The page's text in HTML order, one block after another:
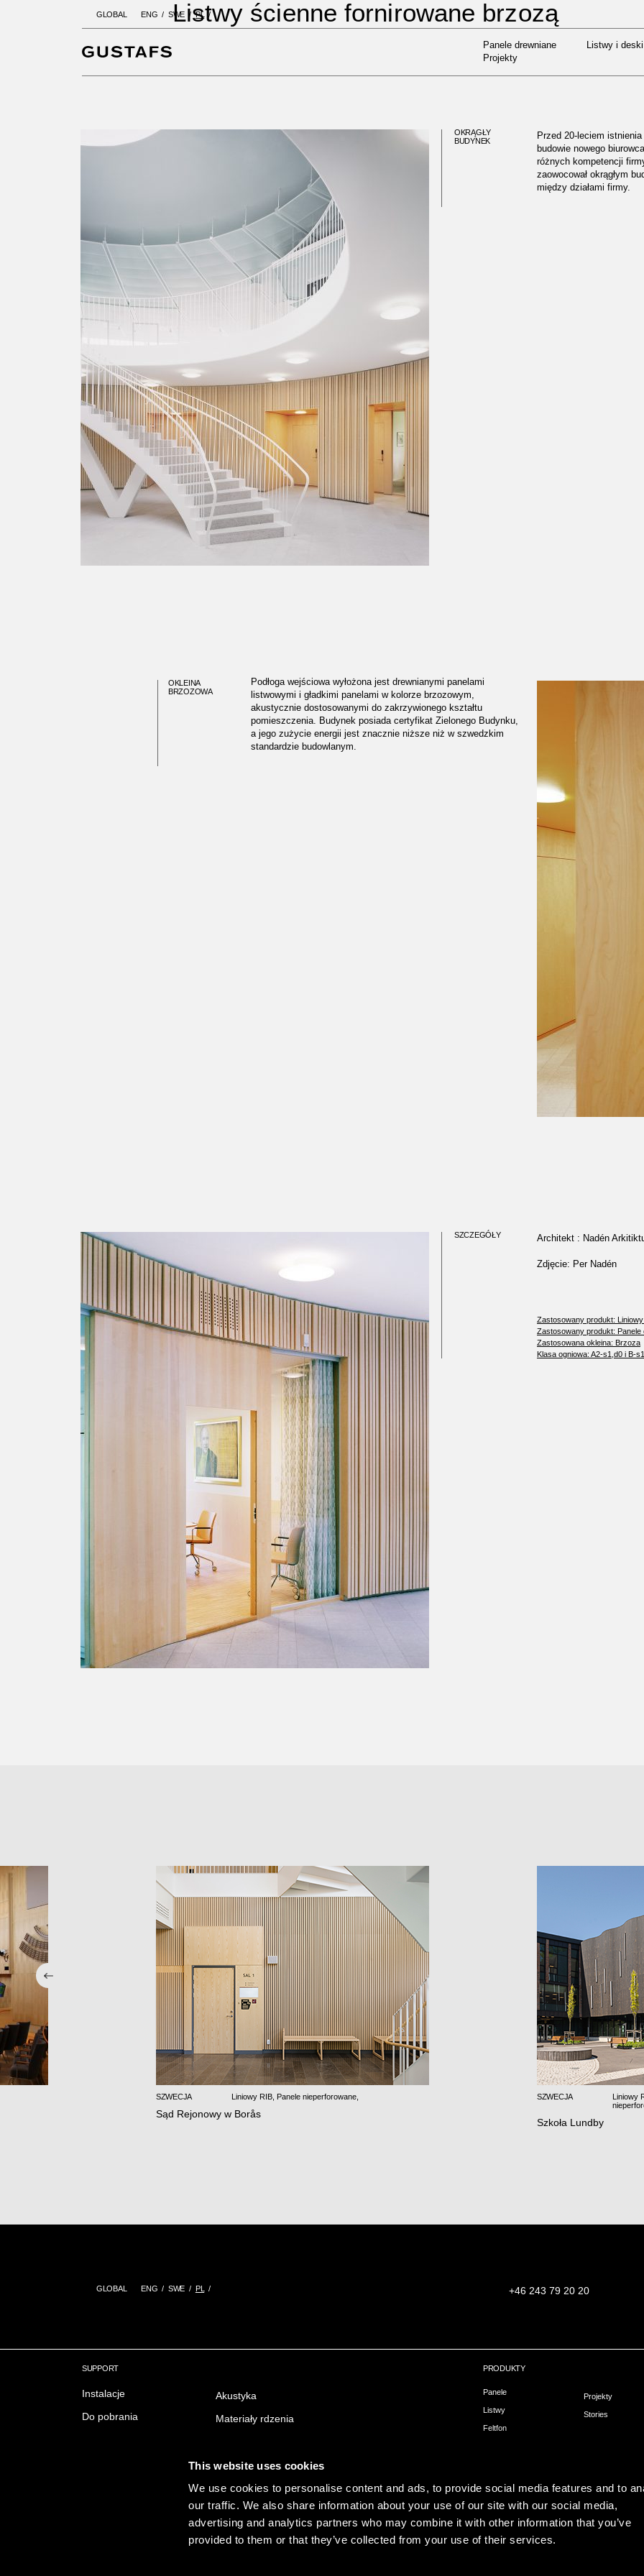
This website uses cookies
We use cookies to personalise content and ads, to provide social media features and to
our traffic. We also share information about your use of our site with our social media,
advertising and analytics partners who may combine it with other information that you’ve
provided to them or that they’ve collected from your use of their services.
GLOBAL ENG SWE PL
Panele drewniane
Listwy i deski
Projekty
GUSTAFS/ PROJECTS/BIURO DOMU PORTÓW
Panele drewniane
Projekty
Listwy ścienne fornirowane brzozą
OKRĄGŁY
BUDYNEK
Przed 20-leciem
budowie nowego
różnych kompetencji
zaowocował okrągłym
między działami firmy.
OKLEINA
BRZOZOWA
Podłoga wejściowa wyłożona jest drewnianymi panelami
listwowymi i gładkimi panelami w kolorze brzozowym,
akustycznie dostosowanymi do zakrzywionego kształtu
pomieszczenia. Budynek posiada certyfikat Zielonego Budynku,
a jego zużycie energii jest znacznie niższe niż w szwedzkim
standardzie budowlanym.
SZCZEGÓŁY Architekt : Nadén
Zdjęcie: Per Nadén
Zastosowany produkt:
Zastosowany produkt: Panele
Zastosowana okleina: Brzoza
Klasa ogniowa: A2-s1,d0 i B-
SZWECJA Liniowy RIB, Panele nieperforowane,
Sąd Rejonowy w Borås
SZWECJA
Liniowy
Szkoła Lundby
GLOBAL ENG SWE PL +46 243 79 20 20
SUPPORT
Instalacje
Do pobrania
Akustyka
Materiały rdzenia
Wykończenie powierzchni
Emisji
Zrownowazony rozwoj
PRODUKTY
Panele
Listwy
Feltfon
Projekty
Stories